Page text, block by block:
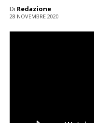
Di Redazione
28 NOVEMBRE 2020